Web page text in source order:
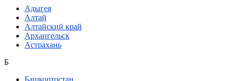
Адыгея
Алтай
Алтайский край
Архангельск
Астрахань
Б